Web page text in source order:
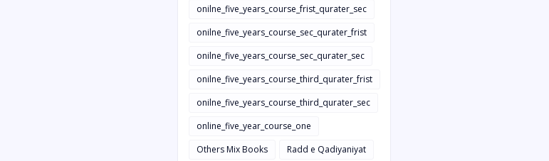
onilne_five_years_course_frist_qurater_sec
onilne_five_years_course_sec_qurater_frist
onilne_five_years_course_sec_qurater_sec
onilne_five_years_course_third_qurater_frist
onilne_five_years_course_third_qurater_sec
online_five_year_course_one
Others Mix Books
Radd e Qadiyaniyat